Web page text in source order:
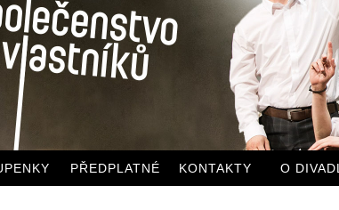
PŘEDPLATNÉ KONTAKTY O